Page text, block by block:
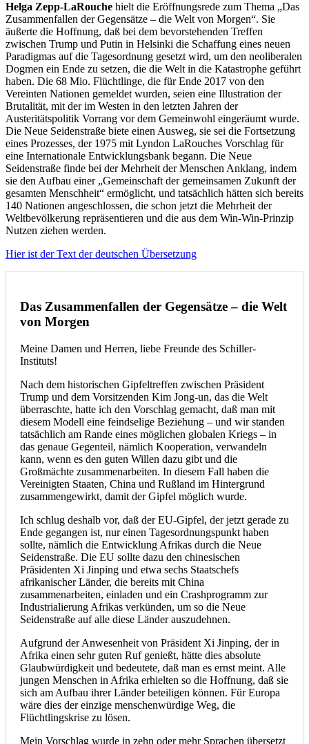
Helga Zepp-LaRouche hielt die Eröffnungsrede zum Thema „Das
Zusammenfallen der Gegensätze – die Welt von Morgen“. Sie
äußerte die Hoffnung, daß bei dem bevorstehenden Treffen
zwischen Trump und Putin in Helsinki die Schaffung eines neuen
Paradigmas auf die Tagesordnung gesetzt wird, um den neoliberalen
Dogmen ein Ende zu setzen, die die Welt in die Katastrophe geführt
haben. Die 68 Mio. Flüchtlinge, die für Ende 2017 von den
Vereinten Nationen gemeldet wurden, seien eine Illustration der
Brutalität, mit der im Westen in den letzten Jahren der
Austeritätspolitik Vorrang vor dem Gemeinwohl eingeräumt wurde.
Die Neue Seidenstraße biete einen Ausweg, sie sei die Fortsetzung
eines Prozesses, der 1975 mit Lyndon LaRouches Vorschlag für
eine Internationale Entwicklungsbank begann. Die Neue
Seidenstraße finde bei der Mehrheit der Menschen Anklang, indem
sie den Aufbau einer „Gemeinschaft der gemeinsamen Zukunft der
gesamten Menschheit“ ermöglicht, und tatsächlich hätten sich bereits
140 Nationen angeschlossen, die schon jetzt die Mehrheit der
Weltbevölkerung repräsentieren und die aus dem Win-Win-Prinzip
Nutzen ziehen werden.
Hier ist der Text der deutschen Übersetzung
Das Zusammenfallen der Gegensätze – die Welt
von Morgen
Meine Damen und Herren, liebe Freunde des Schiller-
Instituts!
Nach dem historischen Gipfeltreffen zwischen Präsident
Trump und dem Vorsitzenden Kim Jong-un, das die Welt
überraschte, hatte ich den Vorschlag gemacht, daß man mit
diesem Modell eine feindselige Beziehung – und wir standen
tatsächlich am Rande eines möglichen globalen Kriegs – in
das genaue Gegenteil, nämlich Kooperation, verwandeln
kann, wenn es den guten Willen dazu gibt und die
Großmächte zusammenarbeiten. In diesem Fall haben die
Vereinigten Staaten, China und Rußland im Hintergrund
zusammengewirkt, damit der Gipfel möglich wurde.
Ich schlug deshalb vor, daß der EU-Gipfel, der jetzt gerade zu
Ende gegangen ist, nur einen Tagesordnungspunkt haben
sollte, nämlich die Entwicklung Afrikas durch die Neue
Seidenstraße. Die EU sollte dazu den chinesischen
Präsidenten Xi Jinping und etwa sechs Staatschefs
afrikanischer Länder, die bereits mit China
zusammenarbeiten, einladen und ein Crashprogramm zur
Industrialierung Afrikas verkünden, um so die Neue
Seidenstraße auf alle diese Länder auszudehnen.
Aufgrund der Anwesenheit von Präsident Xi Jinping, der in
Afrika einen sehr guten Ruf genießt, hätte dies absolute
Glaubwürdigkeit und bedeutete, daß man es ernst meint. Alle
jungen Menschen in Afrika erhielten so die Hoffnung, daß sie
sich am Aufbau ihrer Länder beteiligen können. Für Europa
wäre dies der einzige menschenwürdige Weg, die
Flüchtlingskrise zu lösen.
Mein Vorschlag wurde in zehn oder mehr Sprachen übersetzt